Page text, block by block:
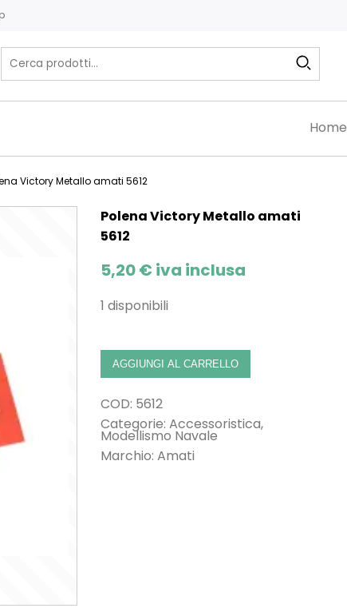
Home
Victory Metallo amati 5612
Polena Victory Metallo amati
5612
5,20€ iva inclusa
1 disponibili
AGGIUNGI AL CARRELLO
COD: 5612
Categorie: Accessoristica,
Modellismo Navale
Marchio: Amati